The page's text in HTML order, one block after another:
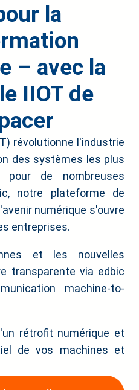
la
– avec la
IIOT de
révolutionne l'industrie
des systèmes les plus
de nombreuses
notre plateforme de
numérique s'ouvre
entreprises.
et les nouvelles
transparente via edbic
machine-to-
rétrofit numérique et
de vos machines et